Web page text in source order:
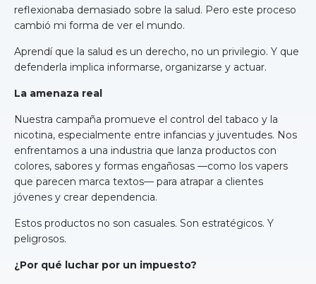
reflexionaba demasiado sobre la salud. Pero este proceso
cambió mi forma de ver el mundo.
Aprendí que la salud es un derecho, no un privilegio. Y que
defenderla implica informarse, organizarse y actuar.
La amenaza real
Nuestra campaña promueve el control del tabaco y la
nicotina, especialmente entre infancias y juventudes. Nos
enfrentamos a una industria que lanza productos con
colores, sabores y formas engañosas —como los vapers
que parecen marca textos— para atrapar a clientes
jóvenes y crear dependencia.
Estos productos no son casuales. Son estratégicos. Y
peligrosos.
¿Por qué luchar por un impuesto?